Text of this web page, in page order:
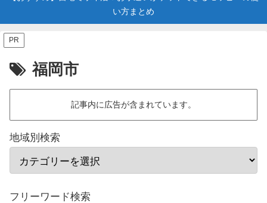
い方まとめ
PR
福岡市
記事内に広告が含まれています。
地域別検索
フリーワード検索